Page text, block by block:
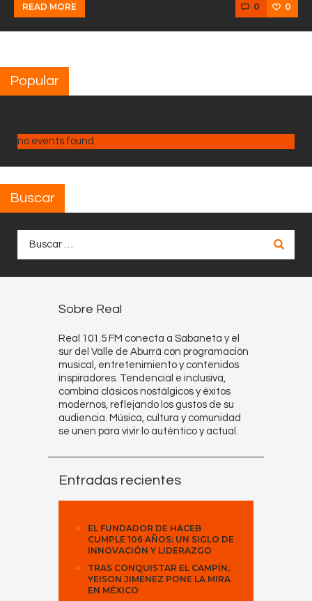
READ MORE 0 0
Popular
no events found
Buscar
Sobre Real
Real 101.5 FM conecta a Sabaneta y el
sur del Valle de Aburrá con programación
musical, entretenimiento y contenidos
inspiradores. Tendencial e inclusiva,
combina clásicos nostálgicos y éxitos
modernos, reflejando los gustos de su
audiencia. Música, cultura y comunidad
se unen para vivir lo auténtico y actual.
Entradas recientes
EL FUNDADOR DE HACEB
CUMPLE 106 AÑOS: UN SIGLO DE
INNOVACIÓN Y LIDERAZGO
TRAS CONQUISTAR EL CAMPÍN,
YEISON JIMÉNEZ PONE LA MIRA
EN MÉXICO